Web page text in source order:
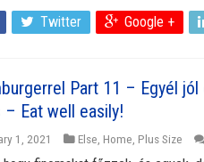
Twitter Google +
Part 11 – Egyél
– Eat well easily!
1, 2021 Else Home Plus Size